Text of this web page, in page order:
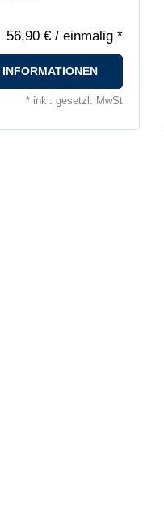
56,90 € / einmalig *
* inkl. gesetzl. MwSt